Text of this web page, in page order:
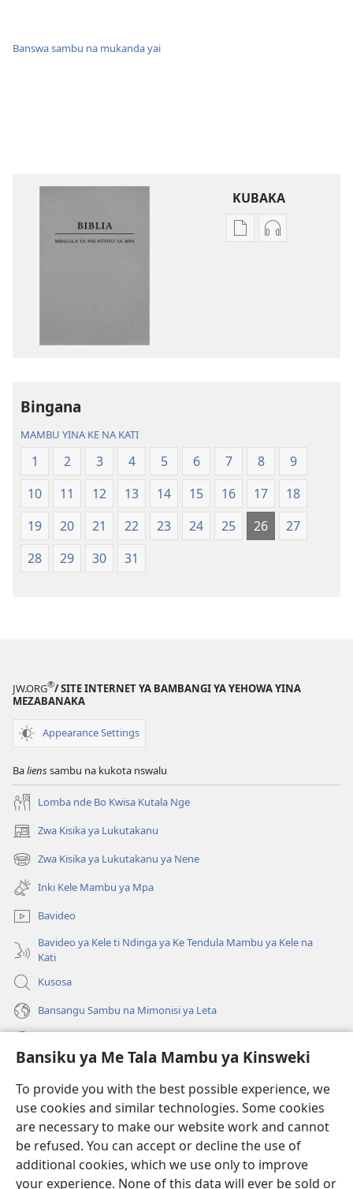
Bansiku ya Me Tala Mambu ya Kinsweki
To provide you with the best possible experience, we
use cookies and similar technologies. Some cookies
are necessary to make our website work and cannot
be refused. You can accept or decline the use of
additional cookies, which we use only to improve
your experience. None of this data will ever be sold or
Banswa sambu na mukanda yai
KUBAKA
Bisika
Mbalula
Nsi-
Ntoto
Mpa
Bisika
Mbalula
Nsi-
Ntoto
Mpa
Bingana
MAMBU YINA KE NA KATI
1 2 3 4 5 6 7 8
9
10
11 12 13 14 15 16 17
18
19
20 21 22 23 24 25 26
27
28
29 30 31
JW.ORG®/ SITE INTERNET YA BAMBANGI YA YEHOWA YINA
MEZABANAKA
Appearance Settings
Balienssambu na kukota nswalu
Lomba nde Bo Kwisa Kutala Nge
Zwa Kisika ya Lukutakanu
(ke
kangula
lutiti
ya
mpa)
Zwa Kisika ya Lukutakanu ya Nene
(ke
kangula
lutiti
ya
mpa)
Inki Kele Mambu ya Mpa
Bavideo
Bavideo ya Kele ti Ndinga ya Ke Tendula Mambu ya Kele na
Kati
Kusosa
Bansangu Sambu na Mimonisi ya Leta
(ke
kangula
lutiti
ya
mpa)
Watchtower BIBLIOTEKE NA INTERNET
(ke
kangula
lutiti
ya
JW Hub ®
(ke
kangula